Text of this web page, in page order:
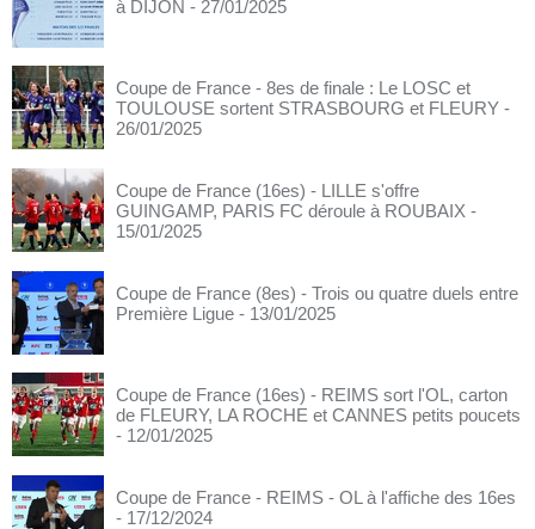
à DIJON - 27/01/2025
Coupe de France - 8es de finale : Le LOSC et
TOULOUSE sortent STRASBOURG et FLEURY -
26/01/2025
Coupe de France (16es) - LILLE s'offre
GUINGAMP, PARIS FC déroule à ROUBAIX -
15/01/2025
Coupe de France (8es) - Trois ou quatre duels entre
Première Ligue - 13/01/2025
Coupe de France (16es) - REIMS sort l'OL, carton
de FLEURY, LA ROCHE et CANNES petits poucets
- 12/01/2025
Coupe de France - REIMS - OL à l'affiche des 16es
- 17/12/2024